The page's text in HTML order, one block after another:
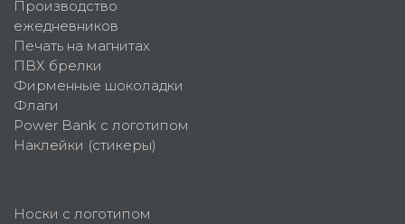
Производство
ежедневников
Печать на магнитах
ПВХ брелки
Фирменные шоколадки
Флаги
Power Bank с логотипом
Наклейки (стикеры)
Носки с логотипом